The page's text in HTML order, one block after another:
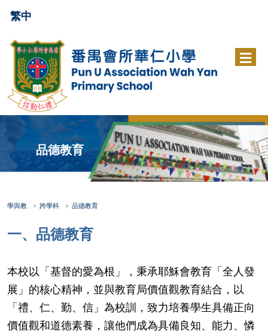
繁中
品德教育
學與教 跨學科 品德教育
一、品德教育
本校以「基督的愛為根」，秉承耶穌會教育「全人發
展」的核心精神，並與教育局價值觀教育結合，以
「禮、仁、勤、信」為校訓，致力培養學生具備正向
價值觀和道德素養，讓他們成為具備良知、能力、憐